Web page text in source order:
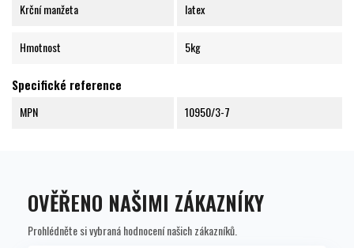
Krční manžeta latex
Hmotnost 5kg
Specifické reference
MPN 10950/3-7
OVĚŘENO NAŠIMI ZÁKAZNÍKY
Prohlédněte si vybraná hodnocení našich zákazníků.